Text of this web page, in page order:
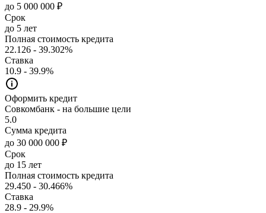
до 5 000 000 ₽
Срок
до 5 лет
Полная стоимость кредита
22.126 - 39.302%
Ставка
10.9 - 39.9%
Оформить кредит
Совкомбанк - на большие цели
5.0
Сумма кредита
до 30 000 000 ₽
Срок
до 15 лет
Полная стоимость кредита
29.450 - 30.466%
Ставка
28.9 - 29.9%